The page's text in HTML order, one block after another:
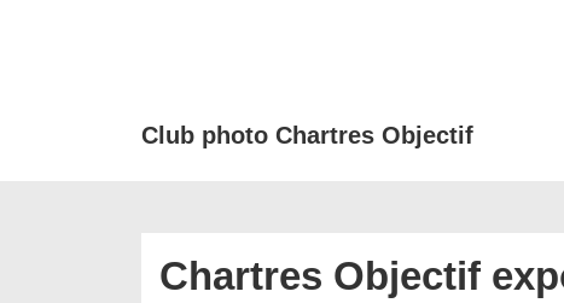
Club photo Chartres Objectif
Chartres Objectif